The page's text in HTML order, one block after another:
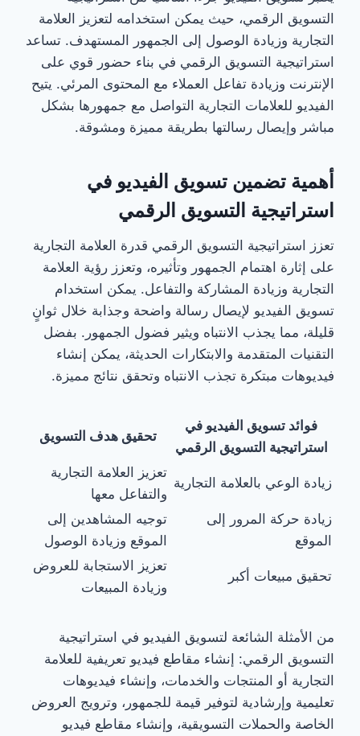
التسويق الرقمي، حيث يمكن استخدامه لتعزيز العلامة
التجارية وزيادة الوصول إلى الجمهور المستهدف. تساعد
استراتيجية التسويق الرقمي في بناء حضور قوي على
الإنترنت وزيادة تفاعل العملاء مع المحتوى المرئي. يتيح
الفيديو للعلامات التجارية التواصل مع جمهورها بشكل
مباشر وإيصال رسالتها بطريقة مميزة ومشوقة.
أهمية تضمين تسويق الفيديو في
استراتيجية التسويق الرقمي
تعزز استراتيجية التسويق الرقمي قدرة العلامة التجارية
على إثارة اهتمام الجمهور وتأثيره، وتعزز رؤية العلامة
التجارية وزيادة المشاركة والتفاعل. يمكن استخدام
تسويق الفيديو لإيصال رسالة واضحة وجذابة خلال ثوانٍ
قليلة، مما يجذب الانتباه ويثير فضول الجمهور. بفضل
التقنيات المتقدمة والابتكارات الحديثة، يمكن إنشاء
فيديوهات مبتكرة تجذب الانتباه وتحقق نتائج مميزة.
فوائد تسويق الفيديو في
استراتيجية التسويق الرقمي
تحقيق هدف التسويق
زيادة الوعي بالعلامة التجارية
تعزيز العلامة التجارية
والتفاعل معها
زيادة حركة المرور إلى
الموقع
توجيه المشاهدين إلى
الموقع وزيادة الوصول
تحقيق مبيعات أكبر
تعزيز الاستجابة للعروض
وزيادة المبيعات
من الأمثلة الشائعة لتسويق الفيديو في استراتيجية
التسويق الرقمي: إنشاء مقاطع فيديو تعريفية للعلامة
التجارية أو المنتجات والخدمات، وإنشاء فيديوهات
تعليمية وإرشادية لتوفير قيمة للجمهور، وترويج العروض
الخاصة والحملات التسويقية، وإنشاء مقاطع فيديو